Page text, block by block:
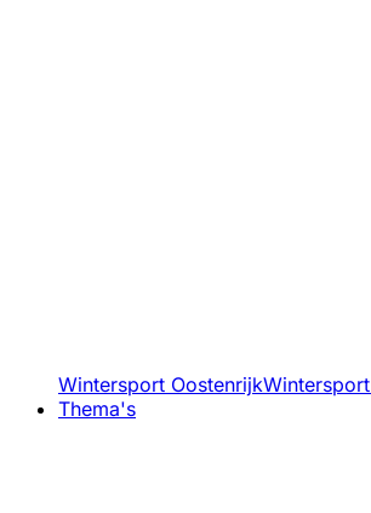
Wintersport Oostenrijk
Thema's